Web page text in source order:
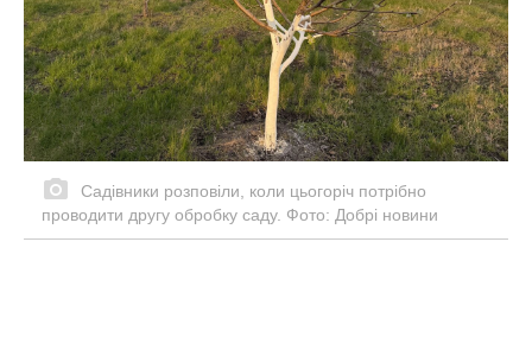
Садівники розповіли, коли цьогоріч потрібно
проводити другу обробку саду. Фото: Добрі новини